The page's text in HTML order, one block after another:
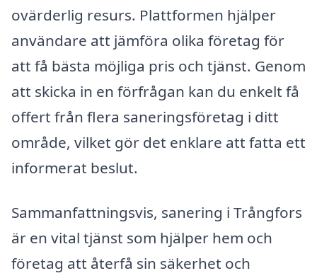
ovärderlig resurs. Plattformen hjälper
användare att jämföra olika företag för
att få bästa möjliga pris och tjänst. Genom
att skicka in en förfrågan kan du enkelt få
offert från flera saneringsföretag i ditt
område, vilket gör det enklare att fatta ett
informerat beslut.
Sammanfattningsvis, sanering i Trångfors
är en vital tjänst som hjälper hem och
företag att återfå sin säkerhet och